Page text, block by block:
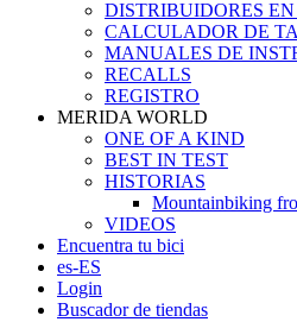
DISTRIBUIDORES
CALCULADOR DE
MANUALES DE
RECALLS
REGISTRO
MERIDA WORLD
ONE OF A KIND
BEST IN TEST
HISTORIAS
Mountainbiking
VIDEOS
Encuentra tu bici
es-ES
Login
Buscador de tiendas